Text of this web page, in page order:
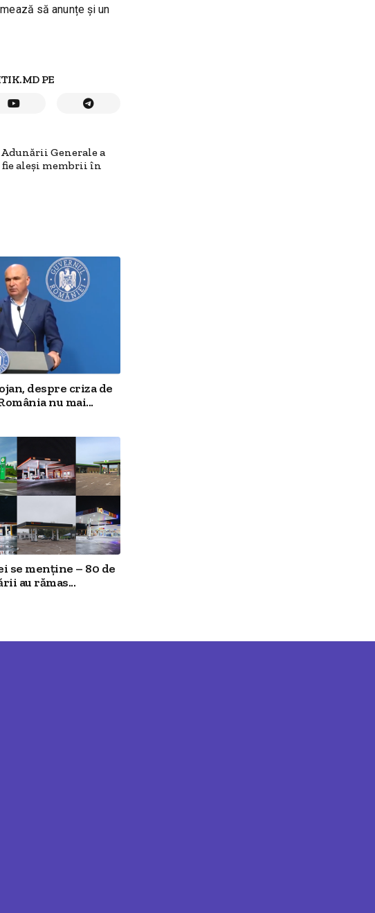
să anunțe și un
PE
Generale a
aleși membrii în
despre criza de
nu mai...
se menține – 80 de
au rămas...